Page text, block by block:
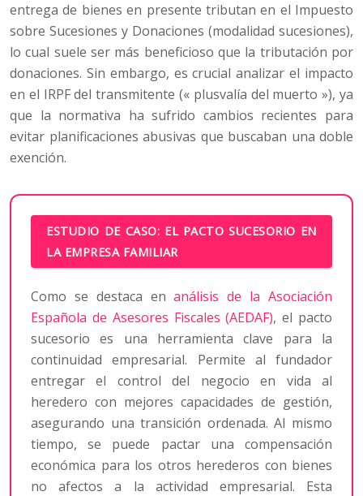
entrega de bienes en presente tributan en el Impuesto
sobre Sucesiones y Donaciones (modalidad sucesiones),
lo cual suele ser más beneficioso que la tributación por
donaciones. Sin embargo, es crucial analizar el impacto
en el IRPF del transmitente (« plusvalía del muerto »), ya
que la normativa ha sufrido cambios recientes para
evitar planificaciones abusivas que buscaban una doble
exención.
ESTUDIO DE CASO: EL PACTO SUCESORIO EN
LA EMPRESA FAMILIAR
Como se destaca enanálisis de la Asociación
Española de Asesores Fiscales (AEDAF), el pacto
sucesorio es una herramienta clave para la
continuidad empresarial. Permite al fundador
entregar el control del negocio en vida al
heredero con mejores capacidades de gestión,
asegurando una transición ordenada. Al mismo
tiempo, se puede pactar una compensación
económica para los otros herederos con bienes
no afectos a la actividad empresarial. Esta